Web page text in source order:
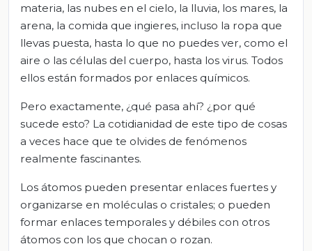
materia, las nubes en el cielo, la lluvia, los mares, la
arena, la comida que ingieres, incluso la ropa que
llevas puesta, hasta lo que no puedes ver, como el
aire o las células del cuerpo, hasta los virus. Todos
ellos están formados por enlaces químicos.
Pero exactamente, ¿qué pasa ahí? ¿por qué
sucede esto? La cotidianidad de este tipo de cosas
a veces hace que te olvides de fenómenos
realmente fascinantes.
Los átomos pueden presentar enlaces fuertes y
organizarse en moléculas o cristales; o pueden
formar enlaces temporales y débiles con otros
átomos con los que chocan o rozan.